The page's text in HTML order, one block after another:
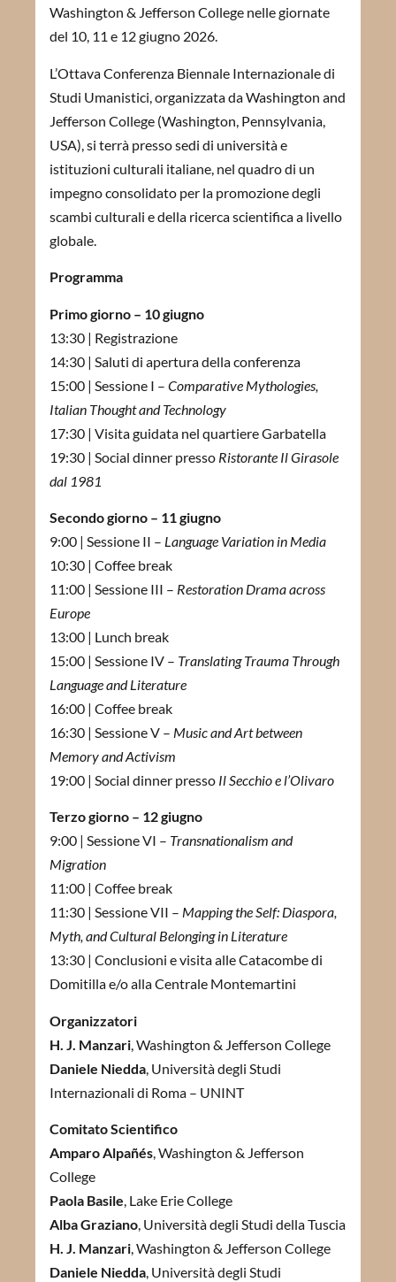
Washington & Jefferson College nelle giornate
del 10, 11 e 12 giugno 2026.
L’Ottava Conferenza Biennale Internazionale di
Studi Umanistici, organizzata da Washington and
Jefferson College (Washington, Pennsylvania,
USA), si terrà presso sedi di università e
istituzioni culturali italiane, nel quadro di un
impegno consolidato per la promozione degli
scambi culturali e della ricerca scientifica a livello
globale.
Programma
Primo giorno – 10 giugno
13:30 | Registrazione
14:30 | Saluti di apertura della conferenza
15:00 | Sessione I – Comparative Mythologies,
Italian Thought and Technology
17:30 | Visita guidata nel quartiere Garbatella
19:30 | Social dinner presso Ristorante Il Girasole
dal 1981
Secondo giorno – 11 giugno
9:00 | Sessione II – Language Variation in Media
10:30 | Coffee break
11:00 | Sessione III – Restoration Drama across
Europe
13:00 | Lunch break
15:00 | Sessione IV – Translating Trauma Through
Language and Literature
16:00 | Coffee break
16:30 | Sessione V – Music and Art between
Memory and Activism
19:00 | Social dinner presso Il Secchio e l’Olivaro
Terzo giorno – 12 giugno
9:00 | Sessione VI – Transnationalism and
Migration
11:00 | Coffee break
11:30 | Sessione VII – Mapping the Self: Diaspora,
Myth, and Cultural Belonging in Literature
13:30 | Conclusioni e visita alle Catacombe di
Domitilla e/o alla Centrale Montemartini
Organizzatori
H. J. Manzari , Washington & Jefferson College
Daniele Niedda , Università degli Studi
Internazionali di Roma – UNINT
Comitato Scientifico
Amparo Alpañés, Washington & Jefferson
College
Paola Basile, Lake Erie College
Alba Graziano, Università degli Studi della Tuscia
H. J. Manzari, Washington & Jefferson College
Daniele Niedda, Università degli Studi